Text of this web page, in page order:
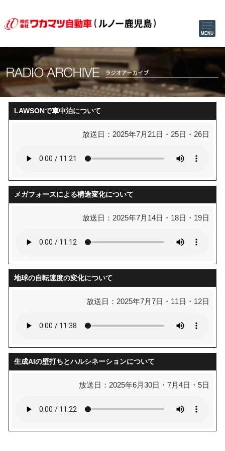
LAWSONで車中泊について
放送日：2025年7月21日・25日・26日
メガフォースによる構造変化について
放送日：2025年7月14日・18日・19日
地球の自転速度の変化について
放送日：2025年7月7日・11日・12日
生成AIの壁打ちとハルシネーションについて
放送日：2025年6月30日・7月4日・5日